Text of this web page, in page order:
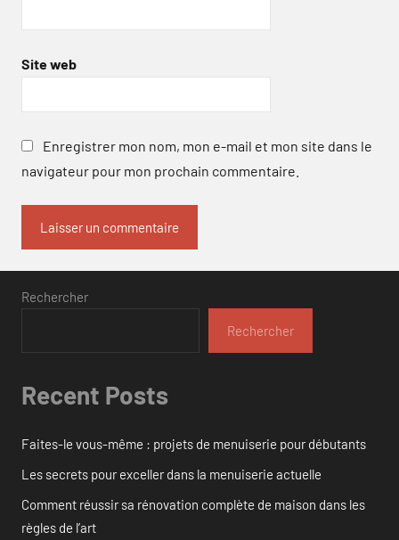
Site web
Enregistrer mon nom, mon e-mail et mon site dans le
navigateur pour mon prochain commentaire.
Rechercher
Rechercher
Recent Posts
Faites-le vous-même : projets de menuiserie pour débutants
Les secrets pour exceller dans la menuiserie actuelle
Comment réussir sa rénovation complète de maison dans les
règles de l’art